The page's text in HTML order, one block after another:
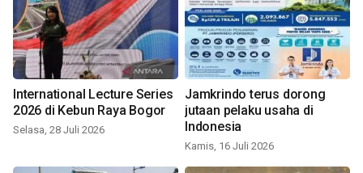
International Lecture Series
2026 di Kebun Raya Bogor
Selasa, 28 Juli 2026
Jamkrindo terus dorong
jutaan pelaku usaha di
Indonesia
Kamis, 16 Juli 2026